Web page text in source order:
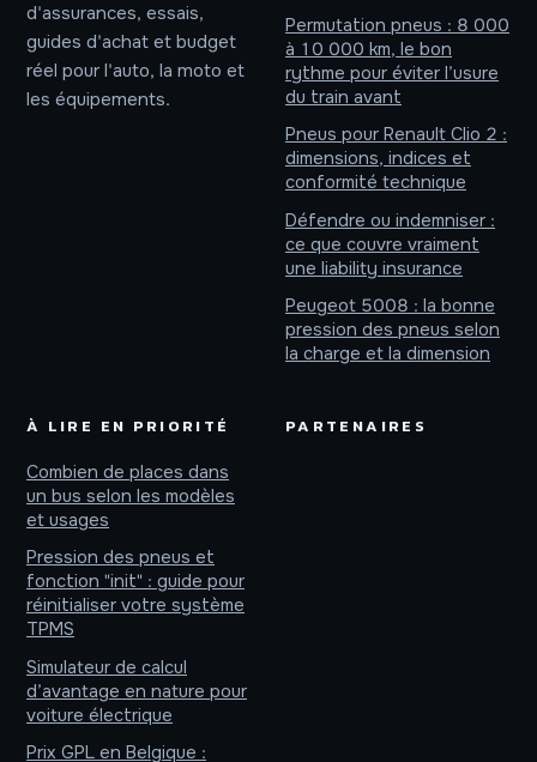
d'assurances, essais,
guides d'achat et budget
réel pour l'auto, la moto et
les équipements.
Permutation pneus : 8 000
à 10 000 km, le bon
rythme pour éviter l’usure
du train avant
Pneus pour Renault Clio 2 :
dimensions, indices et
conformité technique
Défendre ou indemniser :
ce que couvre vraiment
une liability insurance
Peugeot 5008 : la bonne
pression des pneus selon
la charge et la dimension
À LIRE EN PRIORITÉ
Combien de places dans
un bus selon les modèles
et usages
Pression des pneus et
fonction "init" : guide pour
réinitialiser votre système
TPMS
Simulateur de calcul
d’avantage en nature pour
voiture électrique
Prix GPL en Belgique :
PARTENAIRES